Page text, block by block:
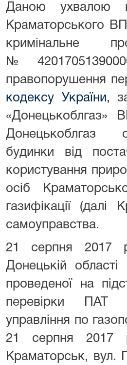
Даною ухвалою
Краматорського
кримінальне
правопорушення
кодексу України,
«Донецькоблгаз»
Донецькоблгаз
будинки від
користування
осіб
газифікації
самоуправства.
21 серпня 2017
Донецькій
проведеної на
перевірки ПАТ
управління по
21 серпня 2017
Краматорськ, вул.